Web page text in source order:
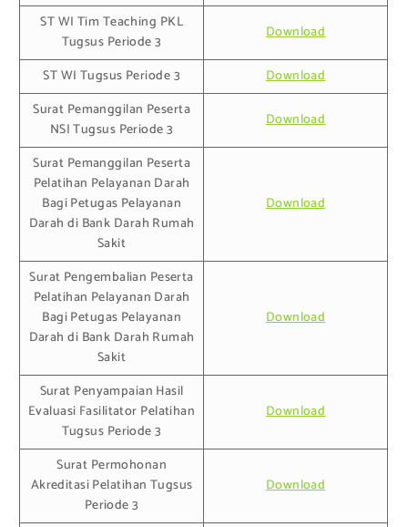
ST WI Tim Teaching PKL
Tugsus Periode 3
Download
ST WI Tugsus Periode 3
Download
Surat Pemanggilan Peserta
NSI Tugsus Periode 3
Download
Surat Pemanggilan Peserta
Pelatihan Pelayanan Darah
Bagi Petugas Pelayanan
Darah di Bank Darah Rumah
Sakit
Download
Surat Pengembalian Peserta
Pelatihan Pelayanan Darah
Bagi Petugas Pelayanan
Darah di Bank Darah Rumah
Sakit
Download
Surat Penyampaian Hasil
Evaluasi Fasilitator Pelatihan
Tugsus Periode 3
Download
Surat Permohonan
Akreditasi Pelatihan Tugsus
Periode 3
Download